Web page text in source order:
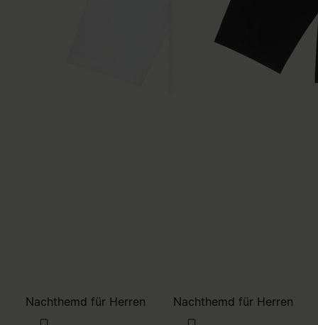
Nachthemd für Herren Nachthemd für Herren